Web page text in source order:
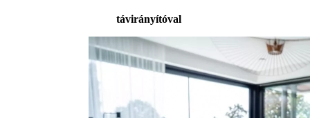
távirányítóval